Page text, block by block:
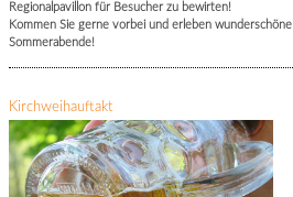
Regionalpavillon für Besucher zu bewirten!
Kommen Sie gerne vorbei und erleben wunderschöne
Sommerabende!
Kirchweihauftakt